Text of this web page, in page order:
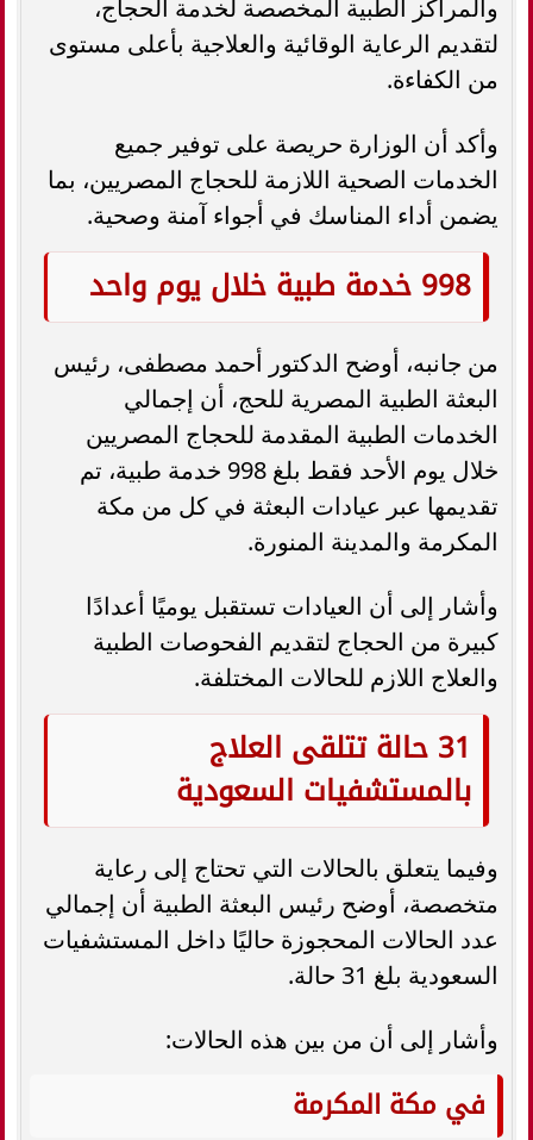
والمراكز الطبية المخصصة لخدمة الحجاج،
لتقديم الرعاية الوقائية والعلاجية بأعلى مستوى
من الكفاءة.
وأكد أن الوزارة حريصة على توفير جميع
الخدمات الصحية اللازمة للحجاج المصريين، بما
يضمن أداء المناسك في أجواء آمنة وصحية.
998 خدمة طبية خلال يوم واحد
من جانبه، أوضح الدكتور أحمد مصطفى، رئيس
البعثة الطبية المصرية للحج، أن إجمالي
الخدمات الطبية المقدمة للحجاج المصريين
خلال يوم الأحد فقط بلغ 998 خدمة طبية، تم
تقديمها عبر عيادات البعثة في كل من مكة
المكرمة والمدينة المنورة.
وأشار إلى أن العيادات تستقبل يوميًا أعدادًا
كبيرة من الحجاج لتقديم الفحوصات الطبية
والعلاج اللازم للحالات المختلفة.
31 حالة تتلقى العلاج
بالمستشفيات السعودية
وفيما يتعلق بالحالات التي تحتاج إلى رعاية
متخصصة، أوضح رئيس البعثة الطبية أن إجمالي
عدد الحالات المحجوزة حاليًا داخل المستشفيات
السعودية بلغ 31 حالة.
وأشار إلى أن من بين هذه الحالات:
في مكة المكرمة